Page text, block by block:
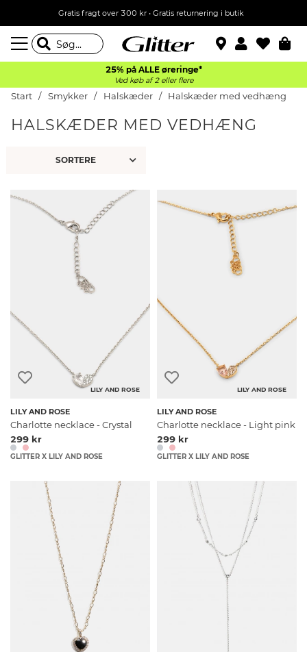
Gratis fragt over 300 kr • Gratis returnering i butik
25% på ALLE øreringe*
Ved køb af 2 eller flere
Start Smykker Halskæder Halskæder med vedhæng
HALSKÆDER MED VEDHÆNG
LILY AND ROSE
LILY AND ROSE
Charlotte necklace - Crystal
299 kr
GLITTER X LILY AND ROSE
LILY AND ROSE
LILY AND ROSE
Charlotte necklace - Light pink
299 kr
GLITTER X LILY AND ROSE